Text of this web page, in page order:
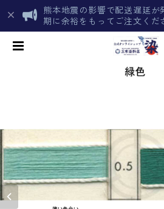
熊本地震の影響で配送遅延が
期に余裕をもってご注文くだ